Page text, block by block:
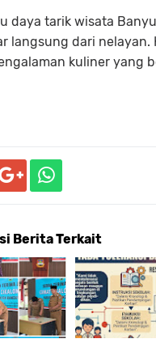
daya tarik wisata
langsung dari
kuliner yang
Berita Terkait